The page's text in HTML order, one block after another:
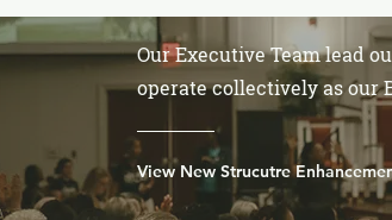
Our Executive Team lead
operate collectively as our
View New Strucutre